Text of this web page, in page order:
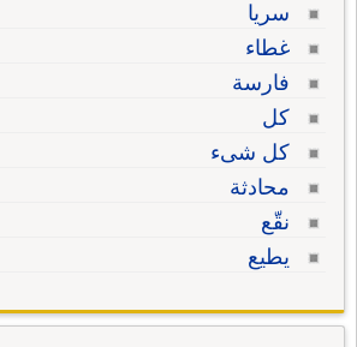
سريا
غطاء
فارسة
كل
كل شىء
محادثة
نقّع
يطيع